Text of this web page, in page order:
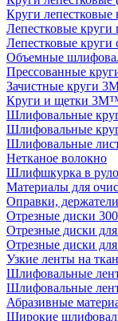
Круги лепестковые
Лепестковые круги
Лепестковые
Объемные
Прессованные
Зачистные круги
Круги и щетки
Шлифовальные
Шлифовальные
Шлифовальные
Нетканое волокно
Шлифшкурка в
Материалы для
Оправки,
Отрезные диски 300
Отрезные диски для
Отрезные диски для
Узкие ленты на
Шлифовальные
Шлифовальные
Абразивные
Широкие